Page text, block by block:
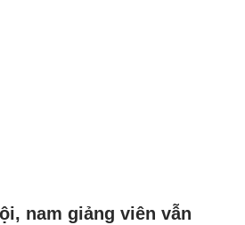
nam giảng viên vẫn